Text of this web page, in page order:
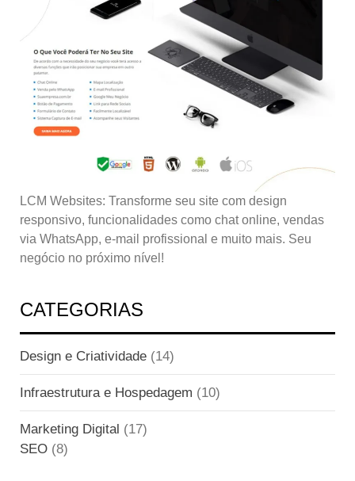
LCM Websites: Transforme seu site com design
responsivo, funcionalidades como chat online, vendas
via WhatsApp, e-mail profissional e muito mais. Seu
negócio no próximo nível!
CATEGORIAS
Design e Criatividade (14)
Infraestrutura e Hospedagem (10)
Marketing Digital (17)
SEO (8)